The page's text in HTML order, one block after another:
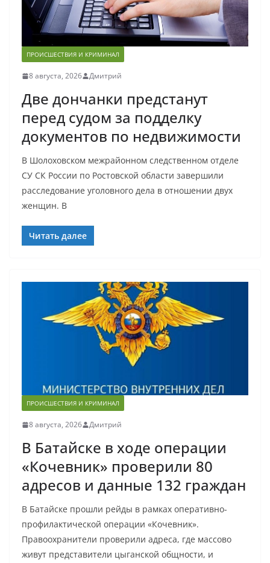
ПРОИСШЕСТВИЯ И КРИМИНАЛ
8 августа, 2026 Дмитрий
Две дончанки предстанут
перед судом за подделку
документов по недвижимости
В Шолоховском межрайонном следственном отделе
СУ СК России по Ростовской области завершили
расследование уголовного дела в отношении двух
женщин. В
Читать далее
ПРОИСШЕСТВИЯ И КРИМИНАЛ
8 августа, 2026 Дмитрий
В Батайске в ходе операции
«Кочевник» проверили 80
адресов и данные 132 граждан
В Батайске прошли рейды в рамках оперативно-
профилактической операции «Кочевник».
Правоохранители проверили адреса, где массово
живут представители цыганской общности, и